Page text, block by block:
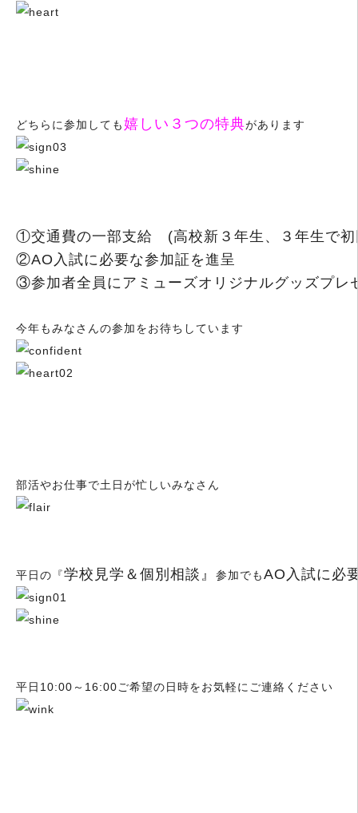
どちらに参加しても嬉しい３つの特典があります
①交通費の一部支給 (高校新３年生、３年生で初
②AO入試に必要な参加証を進呈
③参加者全員にアミューズオリジナルグッズプレ
今年もみなさんの参加をお待ちしています
部活やお仕事で土日が忙しいみなさん
平日の『学校見学＆個別相談』 参加でもAO入試に必
平日10:00～16:00ご希望の日時をお気軽にご連絡ください